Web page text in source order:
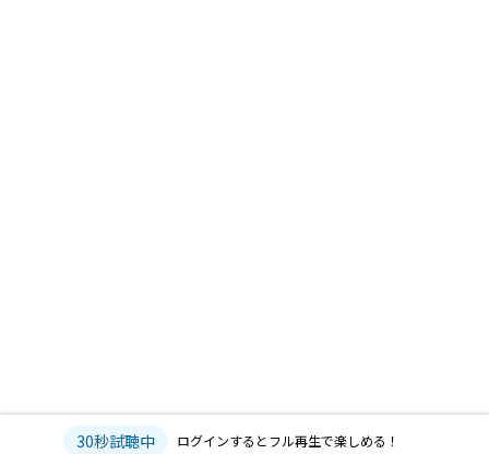
30秒試聴中 ログインするとフル再生で楽しめる！